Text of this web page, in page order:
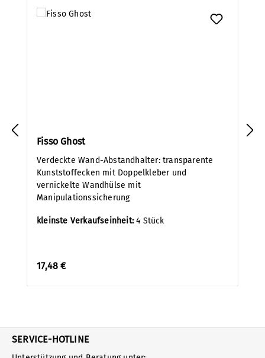
Fisso Ghost
Verdeckte Wand-Abstandhalter: transparente
Kunststoffecken mit Doppelkleber und
vernickelte Wandhülse mit
Manipulationssicherung
kleinste Verkaufseinheit:4 Stück
17,48 €
SERVICE-HOTLINE